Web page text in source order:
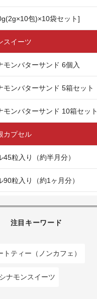
包)×10袋セット]
スイーツ
モンバターサンド 6個入
モンバターサンド 5箱セット
モンバターサンド 10箱セット
カプセル
45粒入り（約半月分）
90粒入り（約1ヶ月分）
注目キーワード
ティー（ノンカフェ）
シナモンスイーツ